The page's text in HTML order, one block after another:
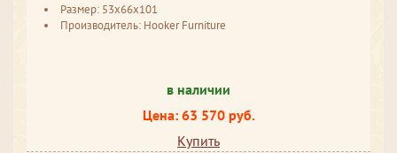
Размер: 53x66x101
Производитель: Hooker Furniture
в наличии
Цена: 63 570 руб.
Купить